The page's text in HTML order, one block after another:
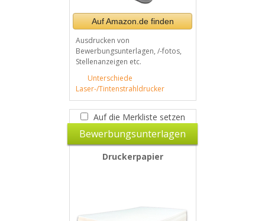
Auf Amazon.de finden
Ausdrucken von
Bewerbungsunterlagen, /-fotos,
Stellenanzeigen etc.
Unterschiede
Laser-/Tintenstrahldrucker
Auf die Merkliste setzen
Bewerbungsunterlagen
Druckerpapier